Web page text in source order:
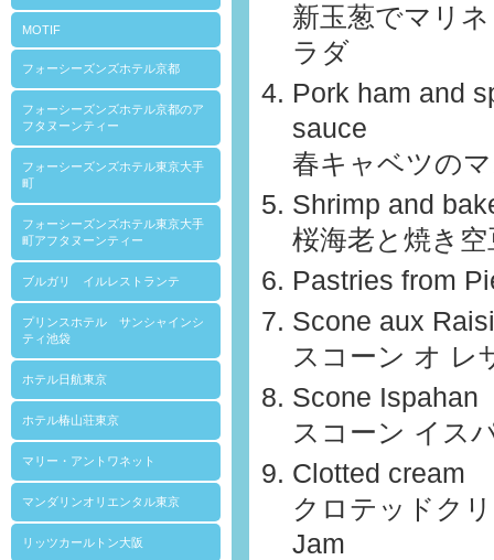
MOTIF
フォーシーズンズホテル京都
フォーシーズンズホテル京都のア
フタヌーンティー
フォーシーズンズホテル東京大手
町
フォーシーズンズホテル東京大手
町アフタヌーンティー
ブルガリ イルレストランテ
プリンスホテル サンシャインシ
ティ池袋
ホテル日航東京
ホテル椿山荘東京
マリー・アントワネット
マンダリンオリエンタル東京
リッツカールトン大阪
新玉葱でマリ
ラダ
Pork ham and
sauce
春キャベツの
Shrimp and
桜海老と焼き
Pastries from
Scone aux
スコーン オ レ
Scone Ispahan
スコーン イス
Clotted cream
クロテッドク
Jam